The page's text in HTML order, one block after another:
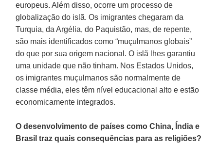
europeus. Além disso, ocorre um processo de
globalização do islã. Os imigrantes chegaram da
Turquia, da Argélia, do Paquistão, mas, de repente,
são mais identificados como “muçulmanos globais”
do que por sua origem nacional. O islã lhes garantiu
uma unidade que não tinham. Nos Estados Unidos,
os imigrantes muçulmanos são normalmente de
classe média, eles têm nível educacional alto e estão
economicamente integrados.
O desenvolvimento de países como China, Índia e
Brasil traz quais consequências para as religiões?